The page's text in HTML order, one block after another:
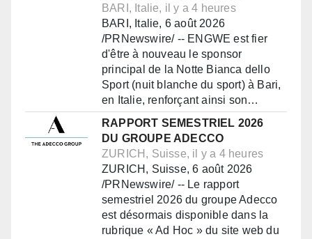
BARI, Italie, il y a 4 heures
BARI, Italie, 6 août 2026
/PRNewswire/ -- ENGWE est fier
d'être à nouveau le sponsor
principal de la Notte Bianca dello
Sport (nuit blanche du sport) à Bari,
en Italie, renforçant ainsi son…
RAPPORT SEMESTRIEL 2026
DU GROUPE ADECCO
ZURICH, Suisse, il y a 4 heures
ZURICH, Suisse, 6 août 2026
/PRNewswire/ -- Le rapport
semestriel 2026 du groupe Adecco
est désormais disponible dans la
rubrique « Ad Hoc » du site web du